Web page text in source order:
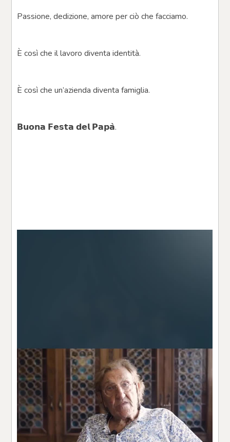
Passione, dedizione, amore per ciò che facciamo.
È così che il lavoro diventa identità.
È così che un’azienda diventa famiglia.
𝗕𝘂𝗼𝗻𝗮 𝗙𝗲𝘀𝘁𝗮 𝗱𝗲𝗹 𝗣𝗮𝗽𝗮̀.